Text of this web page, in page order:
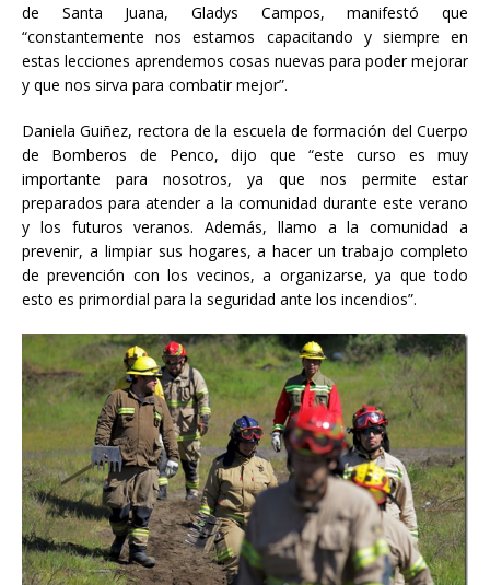
de Santa Juana, Gladys Campos, manifestó que
“constantemente nos estamos capacitando y siempre en
estas lecciones aprendemos cosas nuevas para poder mejorar
y que nos sirva para combatir mejor”.
Daniela Guiñez, rectora de la escuela de formación del Cuerpo
de Bomberos de Penco, dijo que “este curso es muy
importante para nosotros, ya que nos permite estar
preparados para atender a la comunidad durante este verano
y los futuros veranos. Además, llamo a la comunidad a
prevenir, a limpiar sus hogares, a hacer un trabajo completo
de prevención con los vecinos, a organizarse, ya que todo
esto es primordial para la seguridad ante los incendios”.